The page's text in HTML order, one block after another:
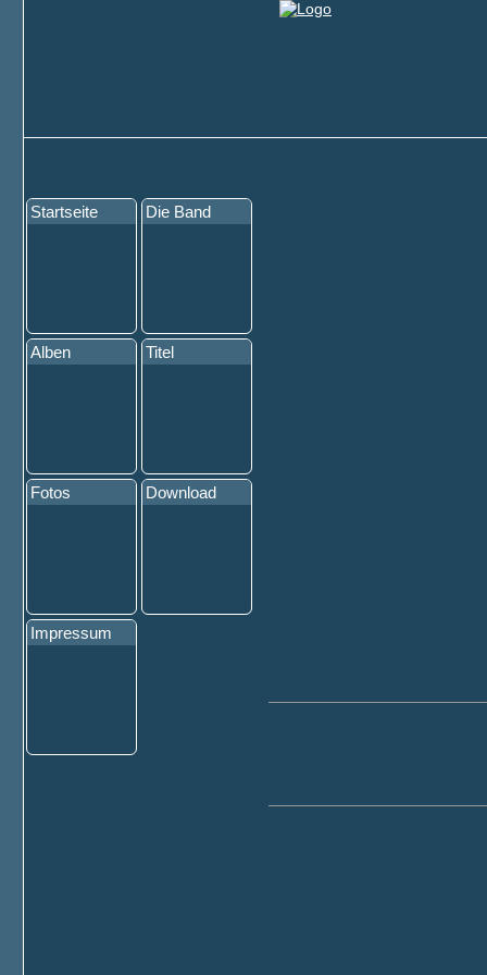
Startseite Die Band
Alben Titel
Fotos Download
Impressum